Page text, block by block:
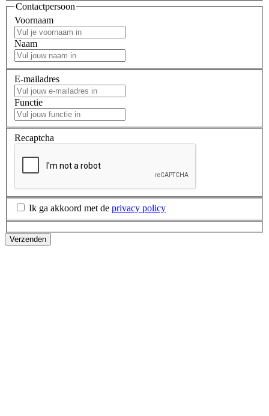
Contactpersoon
Voornaam
Naam
E-mailadres
Functie
Recaptcha
Ik ga akkoord met de privacy policy